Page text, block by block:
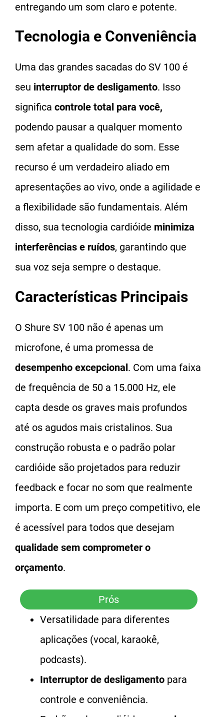
entregando um som claro e potente.
Tecnologia e Conveniência
Uma das grandes sacadas do SV 100 é
seu interruptor de desligamento. Isso
significa controle total para você,
podendo pausar a qualquer momento
sem afetar a qualidade do som. Esse
recurso é um verdadeiro aliado em
apresentações ao vivo, onde a agilidade e
a flexibilidade são fundamentais. Além
disso, sua tecnologia cardióide minimiza
interferências e ruídos, garantindo que
sua voz seja sempre o destaque.
Características Principais
O Shure SV 100 não é apenas um
microfone, é uma promessa de
desempenho excepcional. Com uma faixa
de frequência de 50 a 15.000 Hz, ele
capta desde os graves mais profundos
até os agudos mais cristalinos. Sua
construção robusta e o padrão polar
cardióide são projetados para reduzir
feedback e focar no som que realmente
importa. E com um preço competitivo, ele
é acessível para todos que desejam
qualidade sem comprometer o
orçamento.
Prós
Versatilidade para diferentes
aplicações (vocal, karaokê,
podcasts).
Interruptor de desligamento para
controle e conveniência.